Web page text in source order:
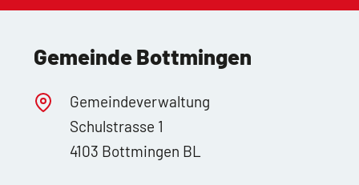
Gemeinde Bottmingen
Gemeindeverwaltung
Schulstrasse 1
4103 Bottmingen BL